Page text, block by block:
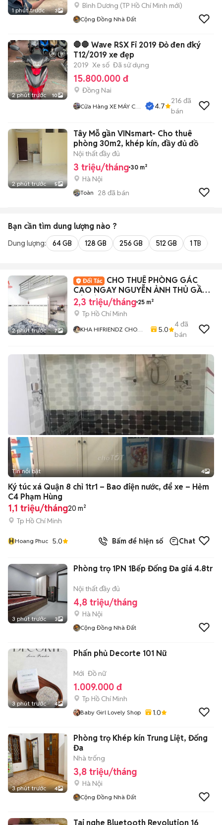
1 phút trước 3
Bình Dương (TP Hồ Chí Minh mới)
Cộng Đồng Nhà Đất
2 phút trước 10
🛑🛑 Wave RSX Fi 2019 Đỏ đen đký
T12/2019 xe đẹp
2019 Xe số Đã sử dụng
15.800.000 đ
Đồng Nai
Cửa Hàng XE MÁY CŨ
4.7
216 đã
bán
2 phút trước 5
Tây Mỗ gần VINsmart- Cho thuê
phòng 30m2, khép kín, đầy đủ đồ
Nội thất đầy đủ
3 triệu/tháng 30 m²
Hà Nội
Toàn 28 đã bán
Bạn cần tìm dung lượng nào ?
Dung lượng: 64 GB 128 GB 256 GB 512 GB 1 TB
2 phút trước 7
CHO THUÊ PHÒNG GÁC
CAO NGAY NGUYỄN ẢNH THỦ GẦN
TÔ KÝ
2,3 triệu/tháng 25 m²
Tp Hồ Chí Minh
KHA HIFRIENDZ CHO
- TÂN BÌNH
5.0
4đã
bán
Tin nổi bật 4
Ký túc xá Quận 8 chỉ 1tr1 – Bao điện nước, để xe – Hẻm
C4 Phạm Hùng
1,1 triệu/tháng20 m²
Tp Hồ Chí Minh
HHoang Phuc 5.0 Bấm để hiện số Chat
3 phút trước 3
Phòng trọ 1PN 1Bếp Đống Đa giá 4.8tr
Nội thất đầy đủ
4,8 triệu/tháng
Hà Nội
Cộng Đồng Nhà Đất
3 phút trước 4
Phấn phủ Decorte 101 Nữ
Mới Đồ nữ
1.009.000 đ
Tp Hồ Chí Minh
Baby Girl Lovely Shop 1.0
3 phút trước 4
Phòng trọ Khép kín Trung Liệt, Đống
Đa
Nhà trống
3,8 triệu/tháng
Hà Nội
Cộng Đồng Nhà Đất
Tai nghe Bluetooth Revolution 16